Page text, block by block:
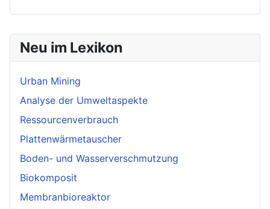
Neu im Lexikon
Urban Mining
Analyse der Umweltaspekte
Ressourcenverbrauch
Plattenwärmetauscher
Boden- und Wasserverschmutzung
Biokomposit
Membranbioreaktor